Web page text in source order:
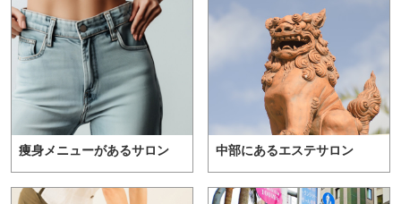
痩身メニューがあるサロン 中部にあるエステサロン